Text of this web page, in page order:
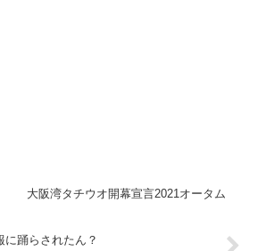
大阪湾タチウオ開幕宣言2021オータム
に踊らされたん？